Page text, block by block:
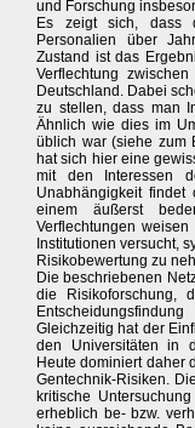
und Forschung
Es zeigt sich, dass
Personalien über
Zustand ist das
Verflechtung
Deutschland. Dabei
zu stellen, dass man
Ähnlich wie dies im
üblich war (siehe zum
hat sich hier eine
mit den Interessen
Unabhängigkeit findet
einem äußerst
Verflechtungen
Institutionen versucht,
Risikobewertung zu
Die beschriebenen
die Risikoforschung,
Gleichzeitig hat der
den Universitäten in
Heute dominiert daher
Gentechnik-Risiken.
kritische
erheblich be- bzw.